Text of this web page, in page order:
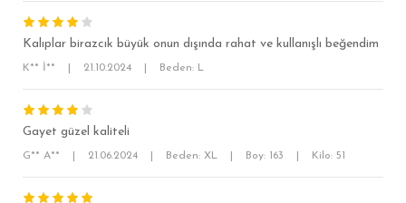
RELAX FİT
Kalıplar birazcık büyük onun dışında rahat ve kullanışlı beğendim
K** İ** 21.10.2024 Beden: L
Gayet güzel kaliteli
G** A** 21.06.2024 Beden: XL Boy: 163 Kilo: 51